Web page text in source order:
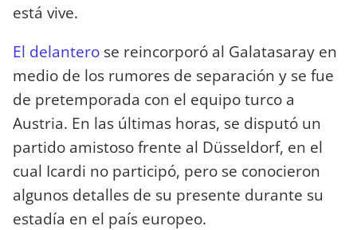
está vive.
El delantero se reincorporó al Galatasaray en
medio de los rumores de separación y se fue
de pretemporada con el equipo turco a
Austria. En las últimas horas, se disputó un
partido amistoso frente al Düsseldorf, en el
cual Icardi no participó, pero se conocieron
algunos detalles de su presente durante su
estadía en el país europeo.